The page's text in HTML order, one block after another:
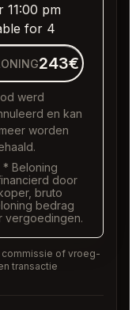
11:00 pm
for 4
243€
werd
en kan
worden
* Beloning
door
bruto
bedrag
vergoedingen.
commissie of vroeg-
transactie